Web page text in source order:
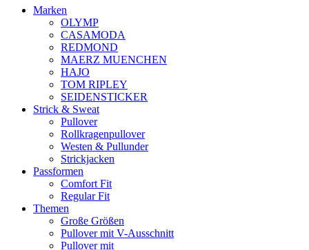
Marken
OLYMP
CASAMODA
REDMOND
MAERZ MUENCHEN
HAJO
TOM RIPLEY
SEIDENSTICKER
Strick & Sweat
Pullover
Rollkragenpullover
Westen & Pullunder
Strickjacken
Passformen
Comfort Fit
Regular Fit
Themen
Große Größen
Pullover mit V-Ausschnitt
Pullover mit